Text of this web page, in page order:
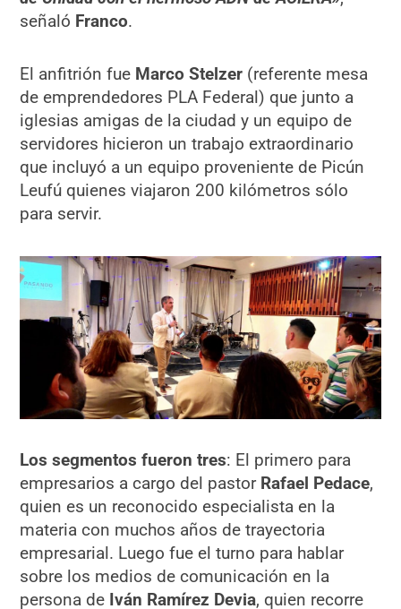
señaló Franco.
El anfitrión fue Marco Stelzer (referente mesa
de emprendedores PLA Federal) que junto a
iglesias amigas de la ciudad y un equipo de
servidores hicieron un trabajo extraordinario
que incluyó a un equipo proveniente de Picún
Leufú quienes viajaron 200 kilómetros sólo
para servir.
Los segmentos fueron tres: El primero para
empresarios a cargo del pastor Rafael Pedace,
quien es un reconocido especialista en la
materia con muchos años de trayectoria
empresarial. Luego fue el turno para hablar
sobre los medios de comunicación en la
persona de Iván Ramírez Devia, quien recorre